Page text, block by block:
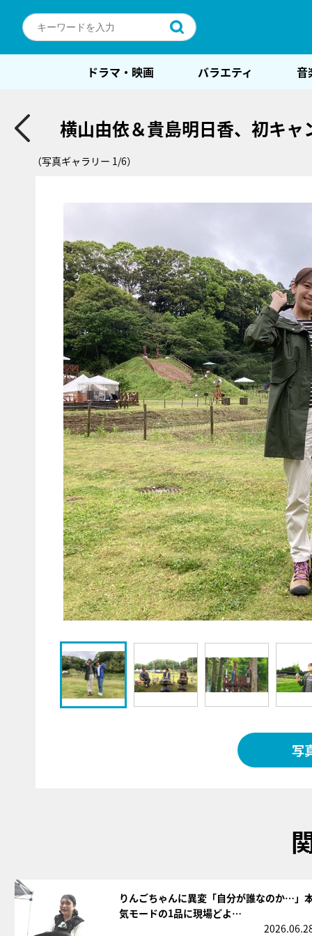
ドラマ・映画 バラエティ 音
横山由依＆貴島明日香、初キ
（写真ギャラリー 1/6）
写
りんごちゃんに異変「自分が誰なのか…」
気モードの1品に現場どよ…